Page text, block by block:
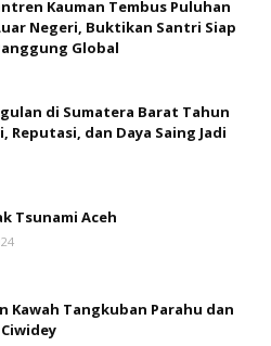
Kauman Tembus Puluhan
Negeri, Buktikan Santri Siap
Global
di Sumatera Barat Tahun
Reputasi, dan Daya Saing Jadi
Tsunami Aceh
Kawah Tangkuban Parahu dan